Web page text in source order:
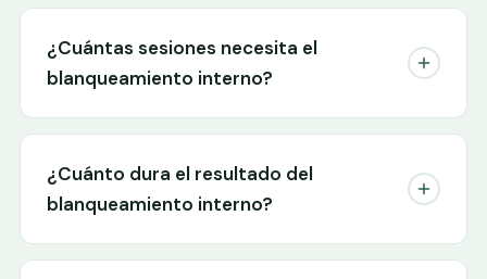
¿Cuántas sesiones necesita el
blanqueamiento interno?
¿Cuánto dura el resultado del
blanqueamiento interno?